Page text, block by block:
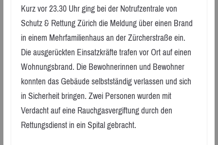
Kurz vor 23.30 Uhr ging bei der Notrufzentrale von
Schutz & Rettung Zürich die Meldung über einen Brand
in einem Mehrfamilienhaus an der Zürcherstraße ein.
Die ausgerückten Einsatzkräfte trafen vor Ort auf einen
Wohnungsbrand. Die Bewohnerinnen und Bewohner
konnten das Gebäude selbstständig verlassen und sich
in Sicherheit bringen. Zwei Personen wurden mit
Verdacht auf eine Rauchgasvergiftung durch den
Rettungsdienst in ein Spital gebracht.